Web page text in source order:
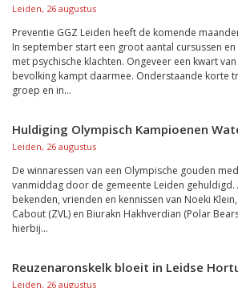
Inklappen
Leiden, 26 augustus
Preventie GGZ Leiden heeft de komende
In september start een groot aantal cursussen
met psychische klachten. Ongeveer een kwart
bevolking kampt daarmee. Onderstaande korte
groep en in...
Huldiging Olympisch Kampioenen
Leiden, 26 augustus
De winnaressen van een Olympische gouden
vanmiddag door de gemeente Leiden gehuldigd.
bekenden, vrienden en kennissen van Noeki
Cabout (ZVL) en Biurakn Hakhverdian (Polar
hierbij...
Reuzenaronskelk bloeit in Leidse
Leiden, 26 augustus